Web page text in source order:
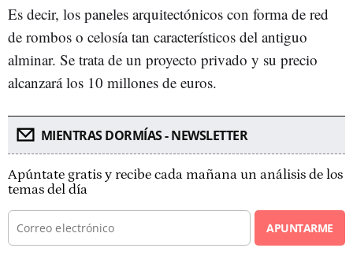
Es decir, los paneles arquitectónicos con forma de red
de rombos o celosía tan característicos del antiguo
alminar. Se trata de un proyecto privado y su precio
alcanzará los 10 millones de euros.
MIENTRAS DORMÍAS - NEWSLETTER
Apúntate gratis y recibe cada mañana un análisis de los
temas del día
APUNTARME